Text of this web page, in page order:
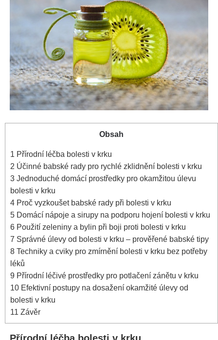
Obsah
1 Přírodní léčba bolesti v ‌krku
2 Účinné babské rady pro rychlé zklidnění bolesti‍ v krku
3 Jednoduché⁢ domácí prostředky pro okamžitou ⁣úlevu
bolesti v⁢ krku
4 Proč vyzkoušet babské rady při⁢ bolesti⁤ v krku
5 Domácí nápoje a⁤ sirupy na podporu hojení⁤ bolesti v‍ krku
6 Použití zeleniny a bylin při‌ boji proti⁣ bolesti v‌ krku
7 Správné úlevy ‌od bolesti v ⁢krku – prověřené‍ babské tipy
8 Techniky a cviky pro zmírnění ‌bolesti v‍ krku bez ‌potřeby
léků
9 Přírodní léčivé prostředky pro potlačení zánětu v krku
10 Efektivní postupy na dosažení okamžité úlevy od
bolesti v krku
11 Závěr